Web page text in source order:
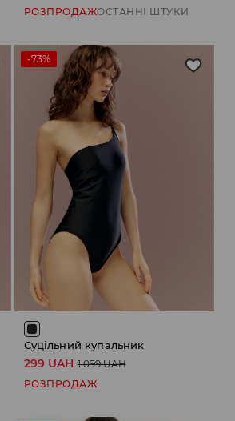
РОЗПРОДАЖОСТАННІ ШТУКИ
-73%
Суцільний купальник
299 UAH 1 099 UAH
РОЗПРОДАЖ